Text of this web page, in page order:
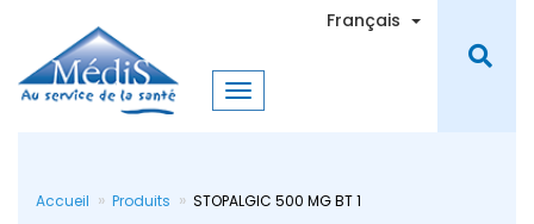
contenu
principal
Français Toggle
Accueil Produits STOPALGIC 500 MG BT 1